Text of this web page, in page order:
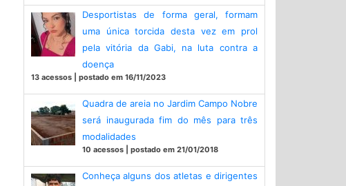
Desportistas de forma geral, formam
uma única torcida desta vez em prol
pela vitória da Gabi, na luta contra a
doença
13 acessos | postado em 16/11/2023
Quadra de areia no Jardim Campo Nobre
será inaugurada fim do mês para três
modalidades
10 acessos | postado em 21/01/2018
Conheça alguns dos atletas e dirigentes